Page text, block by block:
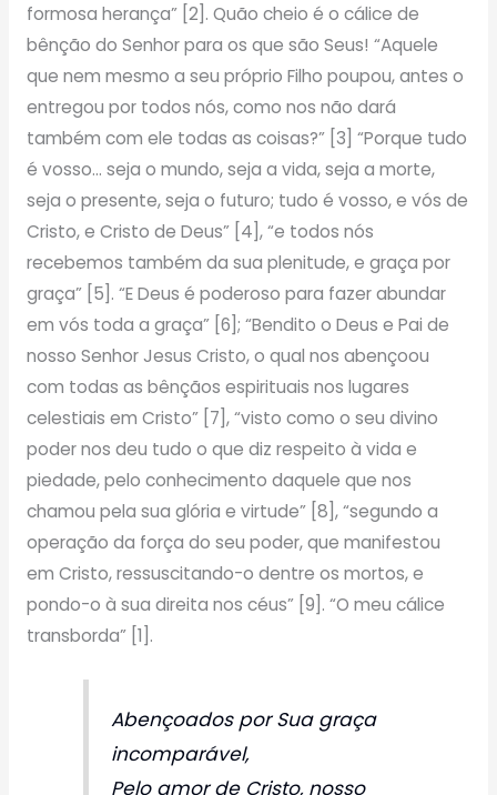
formosa herança” [2]. Quão cheio é o cálice de
bênção do Senhor para os que são Seus! “Aquele
que nem mesmo a seu próprio Filho poupou, antes o
entregou por todos nós, como nos não dará
também com ele todas as coisas?” [3] “Porque tudo
é vosso… seja o mundo, seja a vida, seja a morte,
seja o presente, seja o futuro; tudo é vosso, e vós de
Cristo, e Cristo de Deus” [4], “e todos nós
recebemos também da sua plenitude, e graça por
graça” [5]. “E Deus é poderoso para fazer abundar
em vós toda a graça” [6]; “Bendito o Deus e Pai de
nosso Senhor Jesus Cristo, o qual nos abençoou
com todas as bênçãos espirituais nos lugares
celestiais em Cristo” [7], “visto como o seu divino
poder nos deu tudo o que diz respeito à vida e
piedade, pelo conhecimento daquele que nos
chamou pela sua glória e virtude” [8], “segundo a
operação da força do seu poder, que manifestou
em Cristo, ressuscitando-o dentre os mortos, e
pondo-o à sua direita nos céus” [9]. “O meu cálice
transborda” [1].
Abençoados por Sua graça
incomparável,
Pelo amor de Cristo, nosso